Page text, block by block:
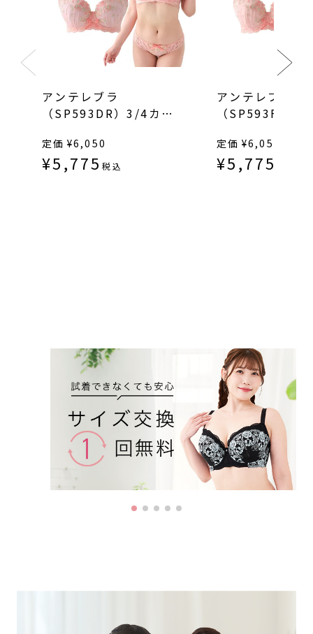
アンテレブラ
（SP593DR）3/4カッ
定価 ¥6,050
¥5,775 税込
アンテレブラ
（SP593FN）
定価 ¥6,050
¥5,775